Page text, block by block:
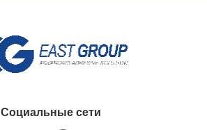
Социальные сети